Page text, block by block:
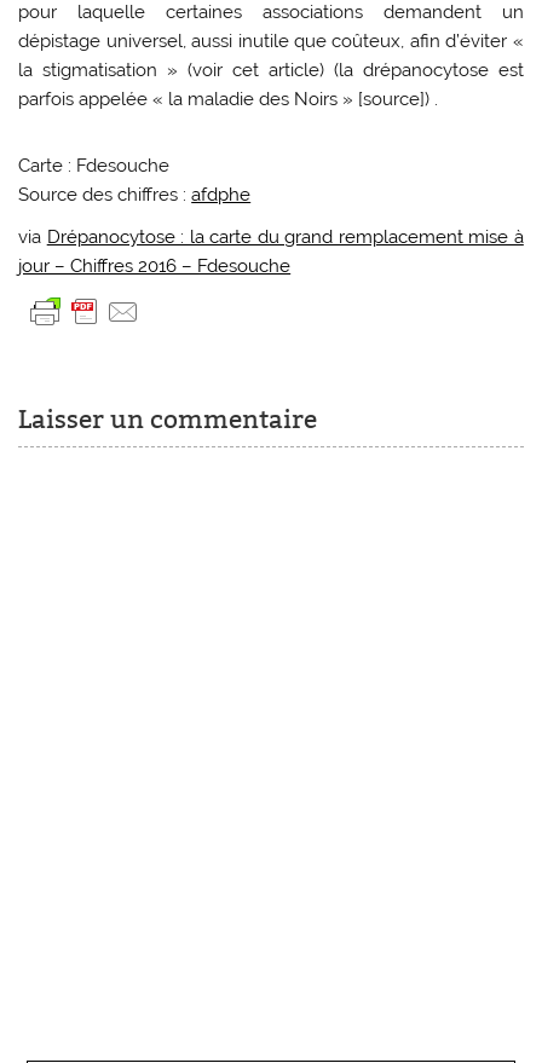
pour laquelle certaines associations demandent un
dépistage universel, aussi inutile que coûteux, afin d’éviter «
la stigmatisation » (voir cet article) (la drépanocytose est
parfois appelée « la maladie des Noirs » [source]) .
Carte : Fdesouche
Source des chiffres :afdphe
via Drépanocytose : la carte du grand remplacement mise à
jour – Chiffres 2016 – Fdesouche
Laisser un commentaire